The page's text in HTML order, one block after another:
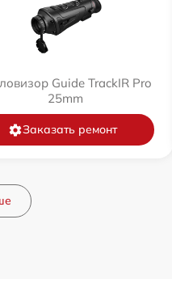
Guide TrackIR Pro
25mm
Заказать ремонт